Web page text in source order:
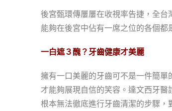
後宮甄環傳屢屢在收視率告捷，全台
能夠在後宮中佔有一席之位的各個都
一白遮３醜？牙齒健康才美麗
擁有一口美麗的牙齒可不是一件簡
才能夠展現自信的笑容。達文西牙醫
根本無法徹底進行牙齒清潔的步驟，